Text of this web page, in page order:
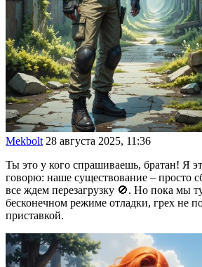
Mekbolt 28 августа 2025, 11:36
Ты это у кого спрашиваешь, братан! Я
говорю: наше существование – просто
все ждем перезагрузку 🚫. Но пока мы
бесконечном режиме отладки, грех не
приставкой.